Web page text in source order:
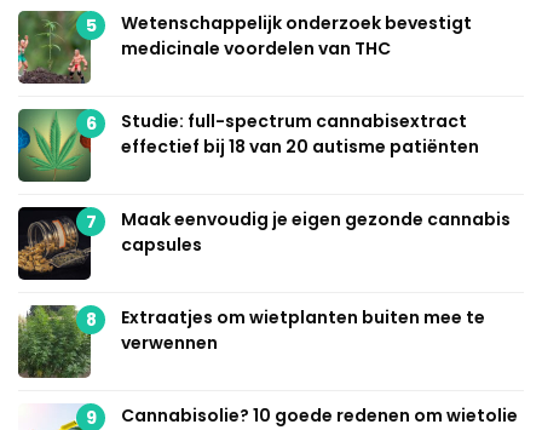
5
Wetenschappelijk onderzoek bevestigt
medicinale voordelen van THC
6
Studie: full-spectrum cannabisextract
effectief bij 18 van 20 autisme patiënten
7
Maak eenvoudig je eigen gezonde cannabis
capsules
8
Extraatjes om wietplanten buiten mee te
verwennen
9
Cannabisolie? 10 goede redenen om wietolie